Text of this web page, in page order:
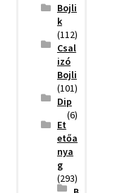
Bojli
k
(112)
Csal
izó
Bojli
(101)
Dip
(6)
Et
etőa
nya
g
(293)